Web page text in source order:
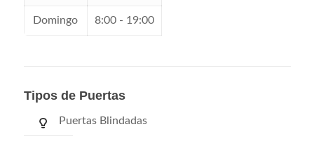
Domingo 8:00 - 19:00
Tipos de Puertas
Puertas Blindadas